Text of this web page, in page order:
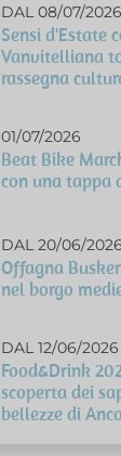
DAL 08/07/
Sensi d'Estate
Vanvitelliana
rassegna
01/07/2026
Beat Bike
con una tappa
DAL 20/06/
Offagna
nel borgo
DAL 12/06/
Food&Drink
scoperta dei
bellezze di